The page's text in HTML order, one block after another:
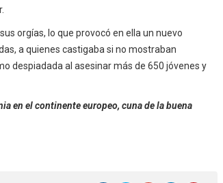
orgías, lo que provocó en ella un nuevo
a quienes castigaba si no mostraban
despiadada al asesinar más de 650 jóvenes y
en el continente europeo, cuna de la buena